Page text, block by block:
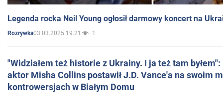
Legenda rocka Neil Young ogłosił darmowy koncert na
Rozrywka03.03.2025 19:21 1
"Widziałem też historie z Ukrainy. I ja też tam
aktor Misha Collins postawił J.D. Vance'a na swoim
kontrowersjach w Białym Domu